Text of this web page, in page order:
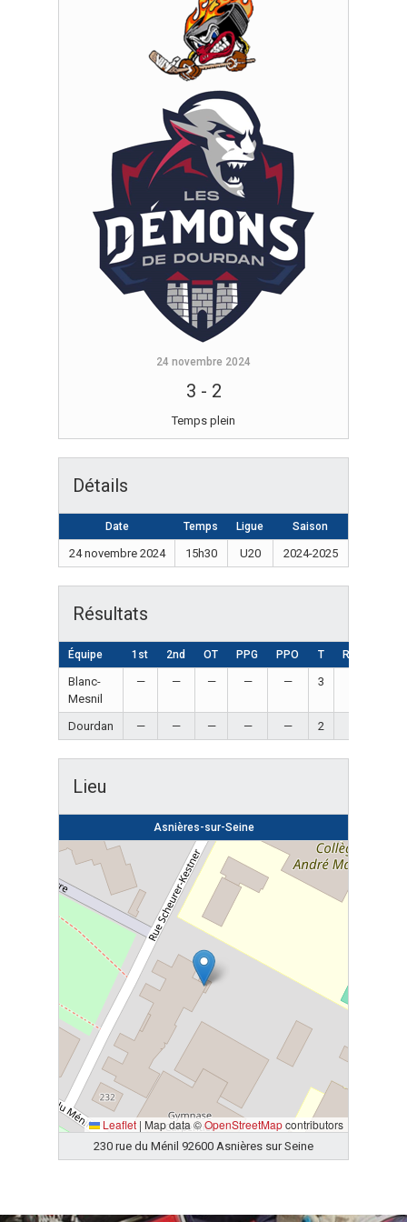
24 novembre 2024
3 - 2
Temps plein
Détails
Date Temps Ligue Saison
24 novembre 2024 15h30 U20 2024-2025
Résultats
Équipe 1st 2nd OT PPG PPO T Résultat
Blanc-
Mesnil
— — — — — 3
Dourdan — — — — — 2
Lieu
Asnières-sur-Seine
Leaflet | Map data ©OpenStreetMapcontributors
230 rue du Ménil 92600 Asnières sur Seine